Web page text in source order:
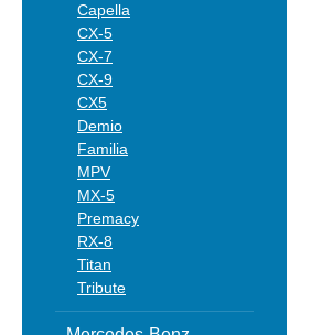
Capella
CX-5
CX-7
CX-9
CX5
Demio
Familia
MPV
MX-5
Premacy
RX-8
Titan
Tribute